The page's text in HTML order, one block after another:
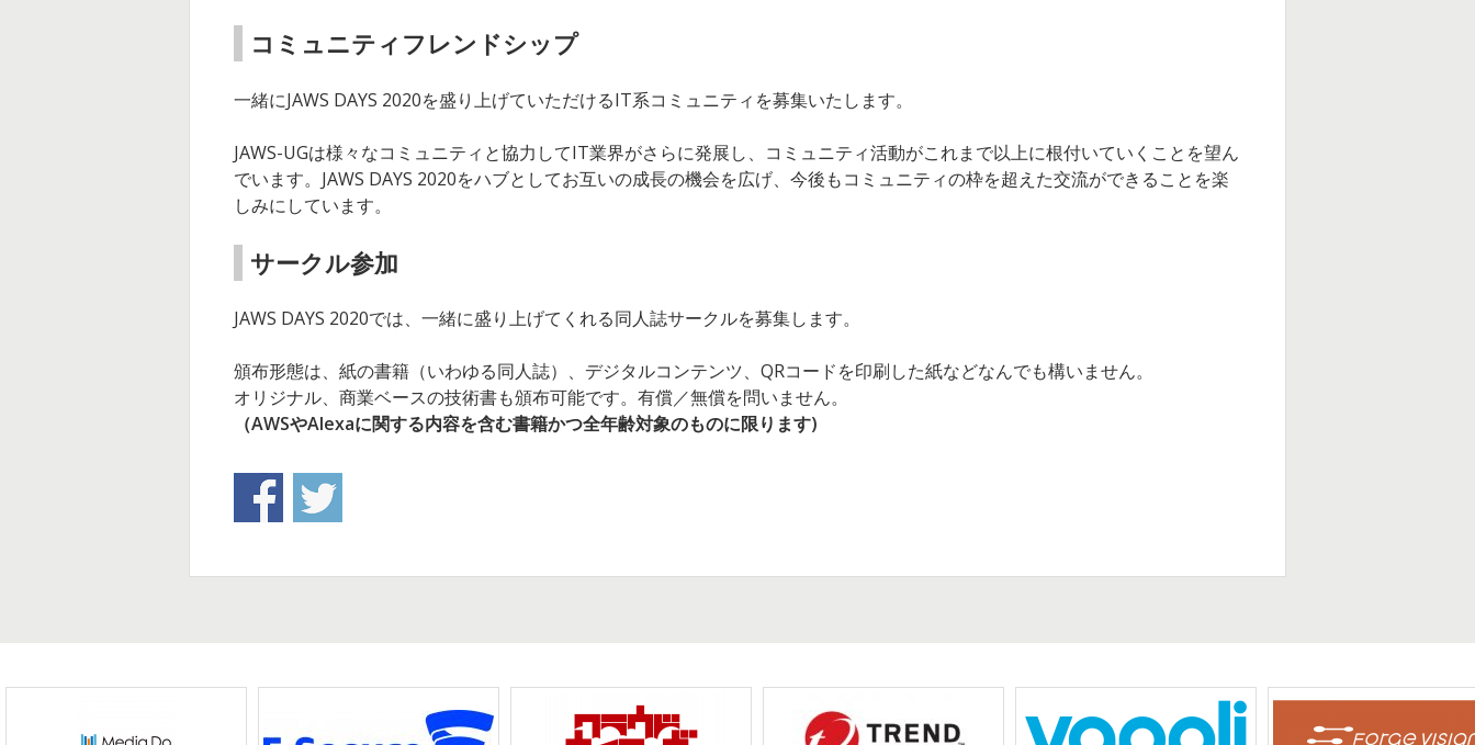
コミュニティフレンドシップ
一緒にJAWS DAYS 2020を盛り上げていただけるIT系コミュニティを募集いたします。
JAWS-UGは様々なコミュニティと協力してIT業界がさらに発展し、コミュニティ活動がこれまで以上に根付いていくことを望ん
でいます。JAWS DAYS 2020をハブとしてお互いの成長の機会を広げ、今後もコミュニティの枠を超えた交流ができることを楽
しみにしています。
サークル参加
JAWS DAYS 2020では、一緒に盛り上げてくれる同人誌サークルを募集します。
頒布形態は、紙の書籍（いわゆる同人誌）、デジタルコンテンツ、QRコードを印刷した紙などなんでも構いません。
オリジナル、商業ベースの技術書も頒布可能です。有償／無償を問いません。
（AWSやAlexaに関する内容を含む書籍かつ全年齢対象のものに限ります)